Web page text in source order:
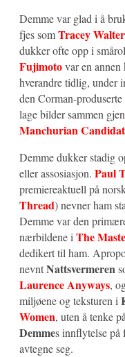
Demme var glad i å
fjes somTracey Walter
dukker ofte opp i
Fujimotovar en
hverandre tidlig, under
den Corman-produserte
lage bilder sammen
Manchurian
Demme dukker stadig
eller assosiasjon. Paul
premiereaktuell på
Thread) nevner ham
Demme var den
nærbildene i The
dedikert til ham.
nevntNattsvermeren
Laurence Anyways,
miljøene og teksturen i
Women, uten å tenke
Demmes innflytelse på
avtegne seg.